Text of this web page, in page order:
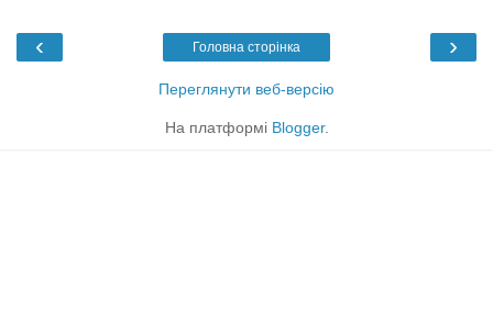
‹ ›
Головна сторінка
Переглянути веб-версію
На платформі Blogger.